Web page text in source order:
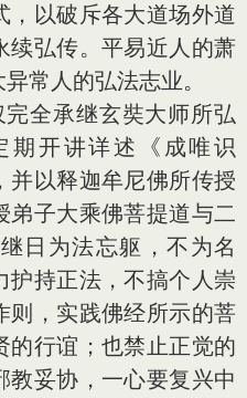
，以破斥各大道场外道
续弘传。平易近人的萧
常人的弘法志业。
承继玄奘大师所弘
期开讲详述《成唯识
并以释迦牟尼佛所传授
弟子大乘佛菩提道与二
日为法忘躯，不为名
护持正法，不搞个人崇
则，实践佛经所示的菩
的行谊；也禁止正觉的
教妥协，一心要复兴中